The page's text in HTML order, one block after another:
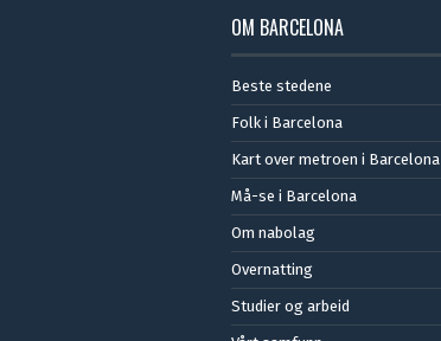
OM BARCELONA
Beste stedene
Folk i Barcelona
Kart over metroen i Barcelona
Må-se i Barcelona
Om nabolag
Overnatting
Studier og arbeid